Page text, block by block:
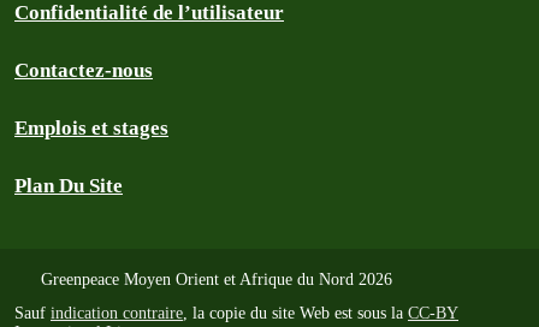
Confidentialité de l’utilisateur
Contactez-nous
Emplois et stages
Plan Du Site
Greenpeace Moyen Orient et Afrique du Nord 2026
Sauf indication contraire, la copie du site Web est sous la CC-BY